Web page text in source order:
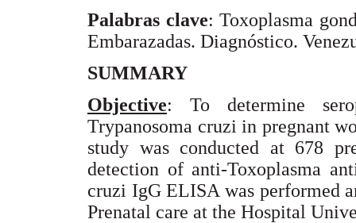
Palabras clave: Toxoplasma
Embarazadas. Diagnóstico.
SUMMARY
Objective: To determine
Trypanosoma cruzi in pregnant
study was conducted at 678
detection of anti-Toxoplasma
cruzi IgG ELISA was performed
Prenatal care at the Hospital